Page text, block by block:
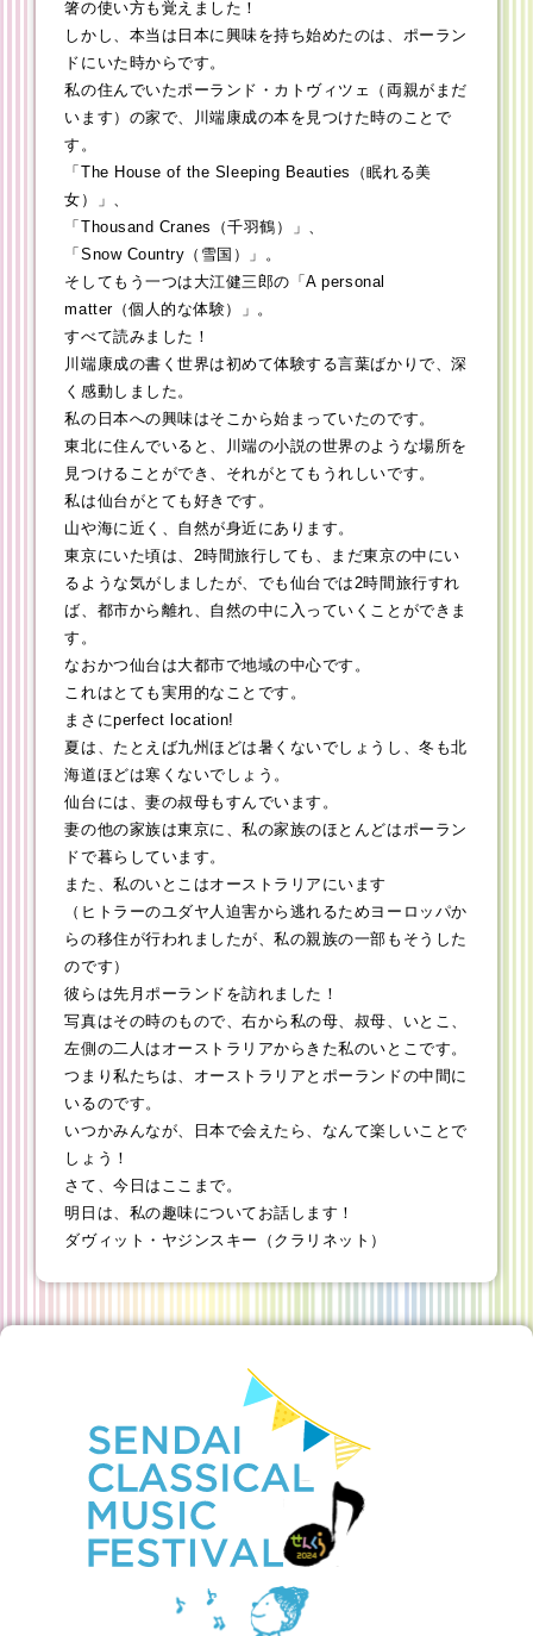
箸の使い方も覚えました！
しかし、本当は日本に興味を持ち始めたのは、ポーラン
ドにいた時からです。
私の住んでいたポーランド・カトヴィツェ（両親がまだ
います）の家で、川端康成の本を見つけた時のことで
す。
「The House of the Sleeping Beauties（眠れる美
女）」、
「Thousand Cranes（千羽鶴）」、
「Snow Country（雪国）」。
そしてもう一つは大江健三郎の「A personal
matter（個人的な体験）」。
すべて読みました！
川端康成の書く世界は初めて体験する言葉ばかりで、深
く感動しました。
私の日本への興味はそこから始まっていたのです。
東北に住んでいると、川端の小説の世界のような場所を
見つけることができ、それがとてもうれしいです。
私は仙台がとても好きです。
山や海に近く、自然が身近にあります。
東京にいた頃は、2時間旅行しても、まだ東京の中にい
るような気がしましたが、でも仙台では2時間旅行すれ
ば、都市から離れ、自然の中に入っていくことができま
す。
なおかつ仙台は大都市で地域の中心です。
これはとても実用的なことです。
まさにperfect location!
夏は、たとえば九州ほどは暑くないでしょうし、冬も北
海道ほどは寒くないでしょう。
仙台には、妻の叔母もすんでいます。
妻の他の家族は東京に、私の家族のほとんどはポーラン
ドで暮らしています。
また、私のいとこはオーストラリアにいます
（ヒトラーのユダヤ人迫害から逃れるためヨーロッパか
らの移住が行われましたが、私の親族の一部もそうした
のです）
彼らは先月ポーランドを訪れました！
写真はその時のもので、右から私の母、叔母、いとこ、
左側の二人はオーストラリアからきた私のいとこです。
つまり私たちは、オーストラリアとポーランドの中間に
いるのです。
いつかみんなが、日本で会えたら、なんて楽しいことで
しょう！
さて、今日はここまで。
明日は、私の趣味についてお話します！
ダヴィット・ヤジンスキー（クラリネット）